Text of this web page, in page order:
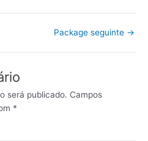
Package seguinte →
será publicado. Campos
*